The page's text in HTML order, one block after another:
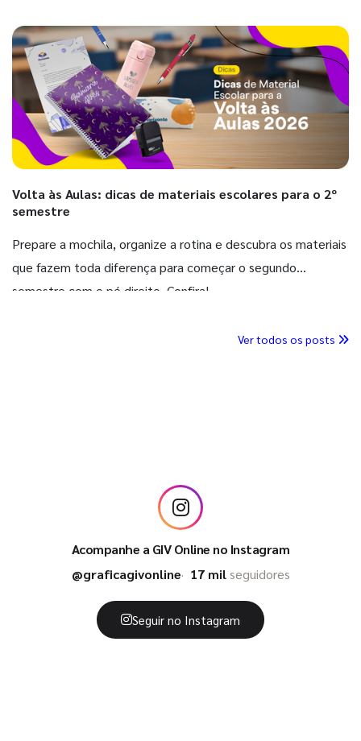
Volta às Aulas: dicas de materiais escolares para o 2º
semestre
Prepare a mochila, organize a rotina e descubra os materiais
que fazem toda diferença para começar o segundo
semestre com o pé direito. Confira!
Ver todos os posts
Acompanhe a GIV Online no Instagram
@graficagivonline
17 milseguidores
Seguir no Instagram